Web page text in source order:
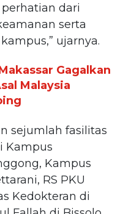
dari
serta
ujarnya.
Gagalkan
Malaysia
sejumlah fasilitas
Kampus
Kampus
RS PKU
Kedokteran di